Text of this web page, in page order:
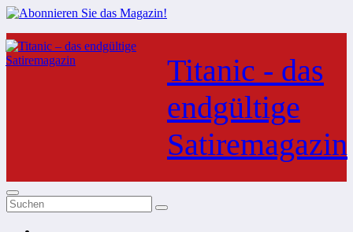
Zum
Inhalt
springen
Titanic - das
endgültige
Satiremagazin